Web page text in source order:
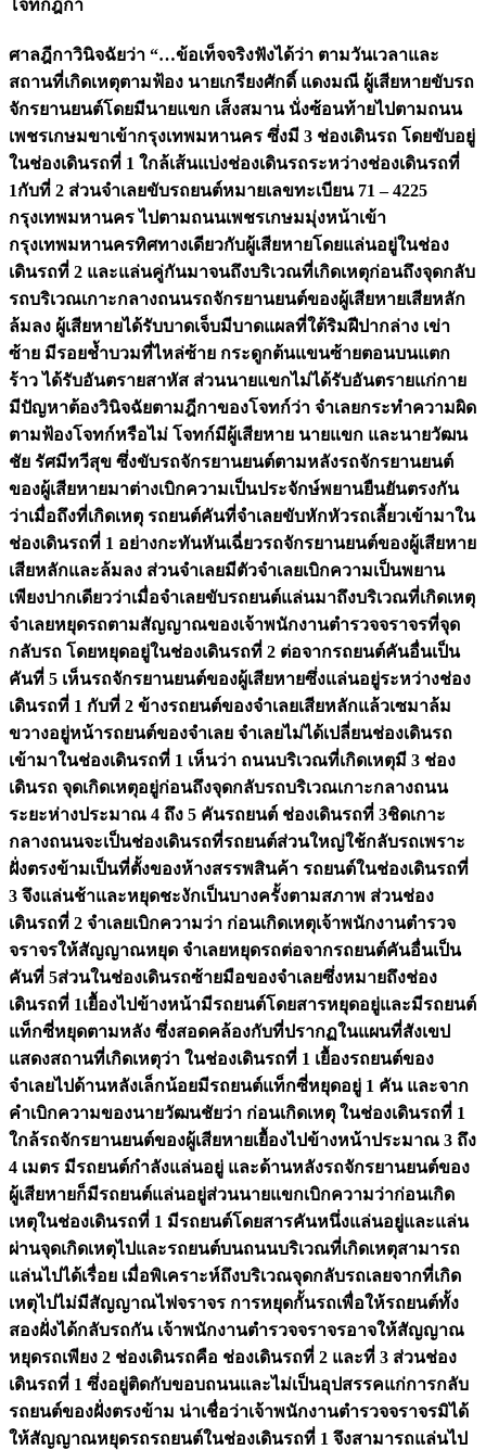
โจทก์ฎีกา
ศาลฎีกาวินิจฉัยว่า “…ข้อเท็จจริงฟังได้ว่า ตามวันเวลาและ
สถานที่เกิดเหตุตามฟ้อง นายเกรียงศักดิ์ แดงมณี ผู้เสียหายขับรถ
จักรยานยนต์โดยมีนายแขก เส็งสมาน นั่งซ้อนท้ายไปตามถนน
เพชรเกษมขาเข้ากรุงเทพมหานคร ซึ่งมี 3 ช่องเดินรถ โดยขับอยู่
ในช่องเดินรถที่ 1 ใกล้เส้นแบ่งช่องเดินรถระหว่างช่องเดินรถที่
1กับที่ 2 ส่วนจำเลยขับรถยนต์หมายเลขทะเบียน 71 – 4225
กรุงเทพมหานคร ไปตามถนนเพชรเกษมมุ่งหน้าเข้า
กรุงเทพมหานครทิศทางเดียวกับผู้เสียหายโดยแล่นอยู่ในช่อง
เดินรถที่ 2 และแล่นคู่กันมาจนถึงบริเวณที่เกิดเหตุก่อนถึงจุดกลับ
รถบริเวณเกาะกลางถนนรถจักรยานยนต์ของผู้เสียหายเสียหลัก
ล้มลง ผู้เสียหายได้รับบาดเจ็บมีบาดแผลที่ใต้ริมฝีปากล่าง เข่า
ซ้าย มีรอยช้ำบวมที่ไหล่ซ้าย กระดูกต้นแขนซ้ายตอนบนแตก
ร้าว ได้รับอันตรายสาหัส ส่วนนายแขกไม่ได้รับอันตรายแก่กาย
มีปัญหาต้องวินิจฉัยตามฎีกาของโจทก์ว่า จำเลยกระทำความผิด
ตามฟ้องโจทก์หรือไม่ โจทก์มีผู้เสียหาย นายแขก และนายวัฒน
ชัย รัศมีทวีสุข ซึ่งขับรถจักรยานยนต์ตามหลังรถจักรยานยนต์
ของผู้เสียหายมาต่างเบิกความเป็นประจักษ์พยานยืนยันตรงกัน
ว่าเมื่อถึงที่เกิดเหตุ รถยนต์คันที่จำเลยขับหักหัวรถเลี้ยวเข้ามาใน
ช่องเดินรถที่ 1 อย่างกะทันหันเฉี่ยวรถจักรยานยนต์ของผู้เสียหาย
เสียหลักและล้มลง ส่วนจำเลยมีตัวจำเลยเบิกความเป็นพยาน
เพียงปากเดียวว่าเมื่อจำเลยขับรถยนต์แล่นมาถึงบริเวณที่เกิดเหตุ
จำเลยหยุดรถตามสัญญาณของเจ้าพนักงานตำรวจจราจรที่จุด
กลับรถ โดยหยุดอยู่ในช่องเดินรถที่ 2 ต่อจากรถยนต์คันอื่นเป็น
คันที่ 5 เห็นรถจักรยานยนต์ของผู้เสียหายซึ่งแล่นอยู่ระหว่างช่อง
เดินรถที่ 1 กับที่ 2 ข้างรถยนต์ของจำเลยเสียหลักแล้วเซมาล้ม
ขวางอยู่หน้ารถยนต์ของจำเลย จำเลยไม่ได้เปลี่ยนช่องเดินรถ
เข้ามาในช่องเดินรถที่ 1 เห็นว่า ถนนบริเวณที่เกิดเหตุมี 3 ช่อง
เดินรถ จุดเกิดเหตุอยู่ก่อนถึงจุดกลับรถบริเวณเกาะกลางถนน
ระยะห่างประมาณ 4 ถึง 5 คันรถยนต์ ช่องเดินรถที่ 3ชิดเกาะ
กลางถนนจะเป็นช่องเดินรถที่รถยนต์ส่วนใหญ่ใช้กลับรถเพราะ
ฝั่งตรงข้ามเป็นที่ตั้งของห้างสรรพสินค้า รถยนต์ในช่องเดินรถที่
3 จึงแล่นช้าและหยุดชะงักเป็นบางครั้งตามสภาพ ส่วนช่อง
เดินรถที่ 2 จำเลยเบิกความว่า ก่อนเกิดเหตุเจ้าพนักงานตำรวจ
จราจรให้สัญญาณหยุด จำเลยหยุดรถต่อจากรถยนต์คันอื่นเป็น
คันที่ 5ส่วนในช่องเดินรถซ้ายมือของจำเลยซึ่งหมายถึงช่อง
เดินรถที่ 1เยื้องไปข้างหน้ามีรถยนต์โดยสารหยุดอยู่และมีรถยนต์
แท็กซี่หยุดตามหลัง ซึ่งสอดคล้องกับที่ปรากฏในแผนที่สังเขป
แสดงสถานที่เกิดเหตุว่า ในช่องเดินรถที่ 1 เยื้องรถยนต์ของ
จำเลยไปด้านหลังเล็กน้อยมีรถยนต์แท็กซี่หยุดอยู่ 1 คัน และจาก
คำเบิกความของนายวัฒนชัยว่า ก่อนเกิดเหตุ ในช่องเดินรถที่ 1
ใกล้รถจักรยานยนต์ของผู้เสียหายเยื้องไปข้างหน้าประมาณ 3 ถึง
4 เมตร มีรถยนต์กำลังแล่นอยู่ และด้านหลังรถจักรยานยนต์ของ
ผู้เสียหายก็มีรถยนต์แล่นอยู่ส่วนนายแขกเบิกความว่าก่อนเกิด
เหตุในช่องเดินรถที่ 1 มีรถยนต์โดยสารคันหนึ่งแล่นอยู่และแล่น
ผ่านจุดเกิดเหตุไปและรถยนต์บนถนนบริเวณที่เกิดเหตุสามารถ
แล่นไปได้เรื่อย เมื่อพิเคราะห์ถึงบริเวณจุดกลับรถเลยจากที่เกิด
เหตุไปไม่มีสัญญาณไฟจราจร การหยุดกั้นรถเพื่อให้รถยนต์ทั้ง
สองฝั่งได้กลับรถกัน เจ้าพนักงานตำรวจจราจรอาจให้สัญญาณ
หยุดรถเพียง 2 ช่องเดินรถคือ ช่องเดินรถที่ 2 และที่ 3 ส่วนช่อง
เดินรถที่ 1 ซึ่งอยู่ติดกับขอบถนนและไม่เป็นอุปสรรคแก่การกลับ
รถยนต์ของฝั่งตรงข้าม น่าเชื่อว่าเจ้าพนักงานตำรวจจราจรมิได้
ให้สัญญาณหยุดรถรถยนต์ในช่องเดินรถที่ 1 จึงสามารถแล่นไป